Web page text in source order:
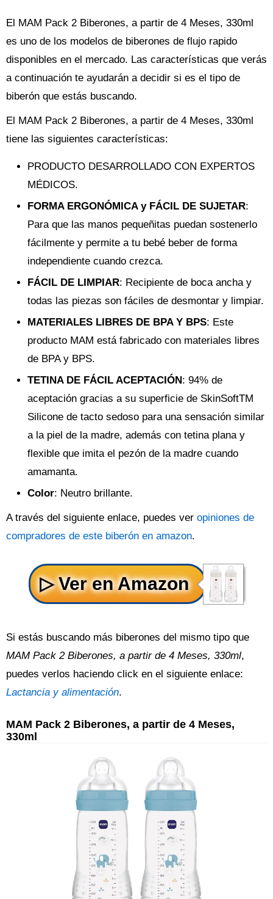
El MAM Pack 2 Biberones, a partir de 4 Meses, 330ml
es uno de los modelos de biberones de flujo rapido
disponibles en el mercado. Las características que verás
a continuación te ayudarán a decidir si es el tipo de
biberón que estás buscando.
El MAM Pack 2 Biberones, a partir de 4 Meses, 330ml
tiene las siguientes características:
PRODUCTO DESARROLLADO CON EXPERTOS
MÉDICOS.
FORMA ERGONÓMICA y FÁCIL DE SUJETAR:
Para que las manos pequeñitas puedan sostenerlo
fácilmente y permite a tu bebé beber de forma
independiente cuando crezca.
FÁCIL DE LIMPIAR: Recipiente de boca ancha y
todas las piezas son fáciles de desmontar y limpiar.
MATERIALES LIBRES DE BPA Y BPS: Este
producto MAM está fabricado con materiales libres
de BPA y BPS.
TETINA DE FÁCIL ACEPTACIÓN: 94% de
aceptación gracias a su superficie de SkinSoftTM
Silicone de tacto sedoso para una sensación similar
a la piel de la madre, además con tetina plana y
flexible que imita el pezón de la madre cuando
amamanta.
Color: Neutro brillante.
A través del siguiente enlace, puedes ver opiniones de
compradores de este biberón en amazon.
Si estás buscando más biberones del mismo tipo que
MAM Pack 2 Biberones, a partir de 4 Meses, 330ml,
puedes verlos haciendo click en el siguiente enlace:
Lactancia y alimentación.
MAM Pack 2 Biberones, a partir de 4 Meses,
330ml